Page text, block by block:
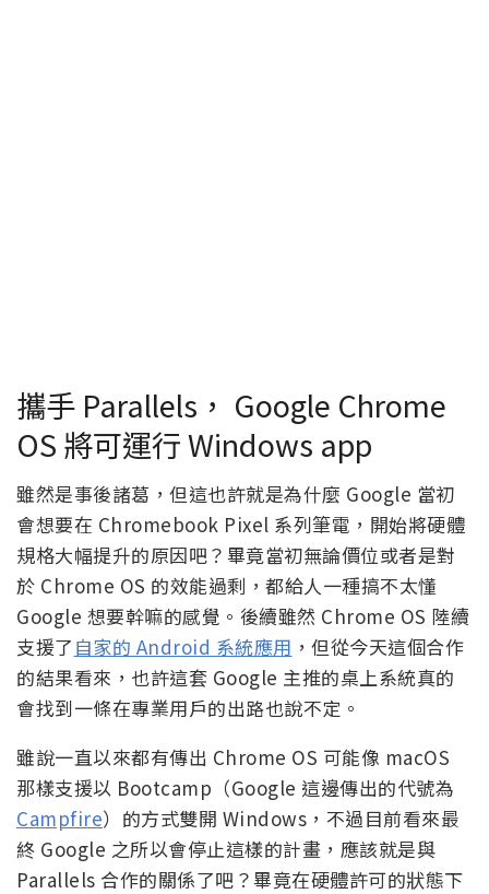
攜手 Parallels， Google Chrome
OS 將可運行 Windows app
雖然是事後諸葛，但這也許就是為什麼 Google 當初
會想要在 Chromebook Pixel 系列筆電，開始將硬體
規格大幅提升的原因吧？畢竟當初無論價位或者是對
於 Chrome OS 的效能過剩，都給人一種搞不太懂
Google 想要幹嘛的感覺。後續雖然 Chrome OS 陸續
支援了 自家的 Android 系統應用 ，但從今天這個合作
的結果看來，也許這套 Google 主推的桌上系統真的
會找到一條在專業用戶的出路也說不定。
雖說一直以來都有傳出 Chrome OS 可能像 macOS
那樣支援以 Bootcamp（Google 這邊傳出的代號為
Campfire）的方式雙開 Windows，不過目前看來最
終 Google 之所以會停止這樣的計畫，應該就是與
Parallels 合作的關係了吧？畢竟在硬體許可的狀態下